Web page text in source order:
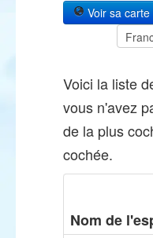
Voir sa carte
Voici la liste
vous n'avez
de la plus
cochée.
Nom de